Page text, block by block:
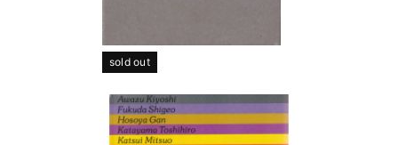
sold out